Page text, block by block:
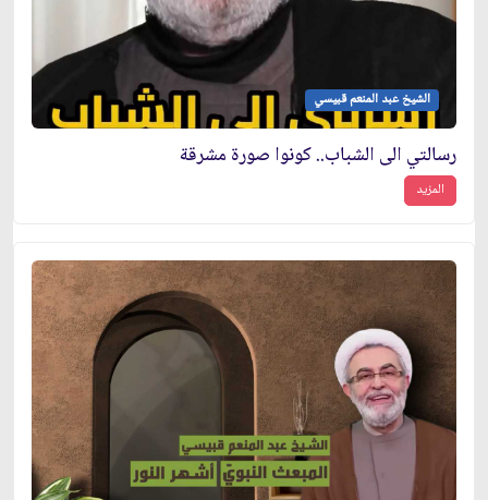
الشيخ عبد المنعم قبيسي
رسالتي الى الشباب.. كونوا صورة مشرقة
المزيد